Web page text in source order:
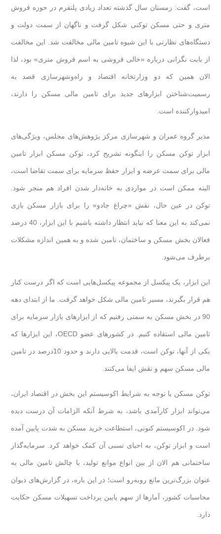
است، گفت: زمستان سال گذشته تعداد زیادی پلتفرم در حوزه فروش
متری و حتی مسکن توکنی شکل گرفت و ناگهان از سمت دولت و
دستگاه‌های نظارتی با این شیوه تامین مالی مخالفت شد. این مخالفت
از بابت نگرانی درباره «خالی‌ فروشی به اسم فروش متری» بود، لذا
الان همین که دو وزارتخانه اقتصاد و راه‌وشهرسازی قصد به
رسمیت‌شناختن ابزارهای جدید برای تامین مالی مسکن را دارند،
امیدوارکننده است.
مدیر گروه عمران و شهرسازی مرکز پژوهش‌های مجلس، ویژگی‌های
ابزار توکن مسکن را اینگونه تشریح کرد، توکن مسکن ابزار تامین
مالی برای سمت عرضه و ابزار حفظ سرمایه برای سمت تقاضا است،
البته ممکن است در مواردی به خانه‌دار شدن افراد هم منجر شود.
توکن در عین حال،‌ نقش «چراغ جادو» را برای بازار مسکن بازی
نمی‌کند به این معنا که نباید انتظار داشته باشیم با این ابزار، 40 درصد
فعالان بخش مسکن و ساختمان، تامین شده و به همین اندازه مشکلات
برطرف می‌شود.
این ابزار، یک پیکسل از مجموعه پیکسل‌هایی است که اگر درست کنار
هم قرار بگیرند، مسیر تامین مالی شکل خواهد گرفت. ما از ابتدای دهه
90 در بخش مسکن به سمتی رفتیم که از ابزارهای بازار سرمایه برای
تامین مالی استفاده کنیم. در کشورهای عضو OECD، این ابزارها که
یکی از آنها، توکن است، قدمت بالایی دارند و حدود 10درصد در تامین
مالی مسکن سهم و نقش ایفا می‌کنند.
توکن مسکن با توجه به شرایط اکوسیستم این بخش در اقتصاد ایران،
می‌تواند ابزار کارآمدی باشد، به شرط آنکه الزامات آن درست دیده
شود. در اکوسیستم کنونی، استطاعت خرید مسکن به شدت پایین آمده
است و ابزار توکن، به احیای نسبی آن کمک خواهد کرد. سرمایه‌گذار
ساختمانی هم الان از بین انواع موانع تولید، با چالش تامین مالی به
عنوان بزرگ‌ترین مانع روبه‌رو است؛ در این باره، در گزارش‌های دیوان
محاسبات کشور، آمارها از سهم پایین پرداخت تسهیلات مسکن حکایت
دارد.